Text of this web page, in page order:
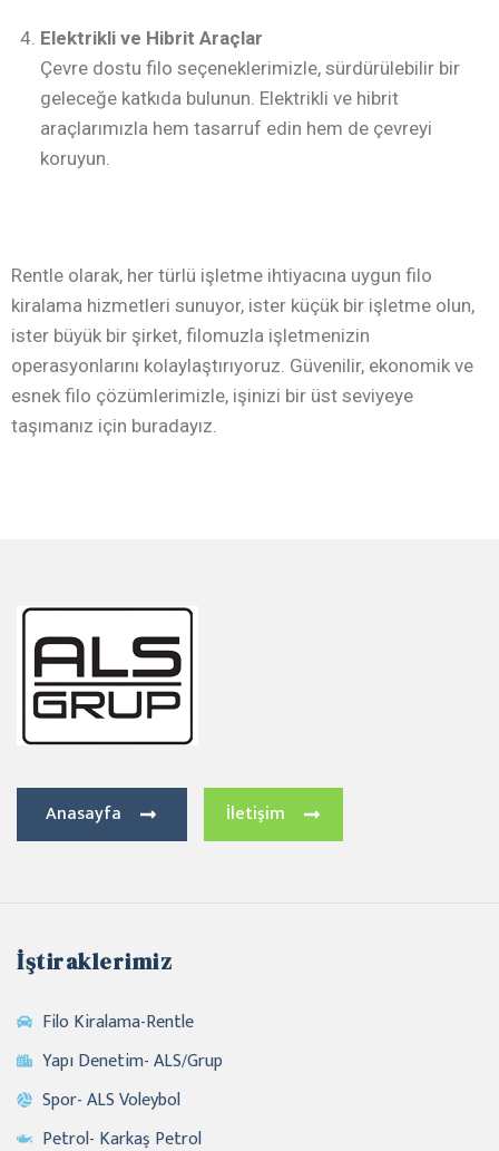
Elektrikli ve Hibrit Araçlar
Çevre dostu filo seçeneklerimizle, sürdürülebilir bir
geleceğe katkıda bulunun. Elektrikli ve hibrit
araçlarımızla hem tasarruf edin hem de çevreyi
koruyun.
Rentle olarak, her türlü işletme ihtiyacına uygun filo
kiralama hizmetleri sunuyor, ister küçük bir işletme olun,
ister büyük bir şirket, filomuzla işletmenizin
operasyonlarını kolaylaştırıyoruz. Güvenilir, ekonomik ve
esnek filo çözümlerimizle, işinizi bir üst seviyeye
taşımanız için buradayız.
Anasayfa İletişim
İştiraklerimiz
Filo Kiralama-Rentle
Yapı Denetim- ALS/Grup
Spor- ALS Voleybol
Petrol- Karkaş Petrol